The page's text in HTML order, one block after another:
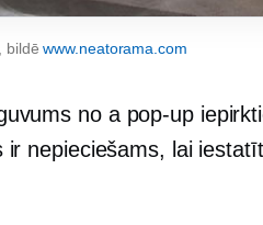
bildēwww.neatorama.com
no a pop-up
nepieciešams, lai